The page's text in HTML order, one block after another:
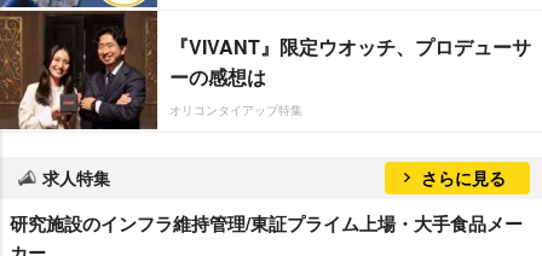
『VIVANT』限定ウオッチ、プロデューサ
ーの感想は
オリコンタイアップ特集
求人特集 さらに見る
研究施設のインフラ維持管理/東証プライム上場・大手食品メー